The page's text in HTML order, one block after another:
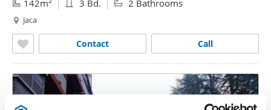
142m 3 Bd. 2 Bathrooms
Jaca
Call
Contact